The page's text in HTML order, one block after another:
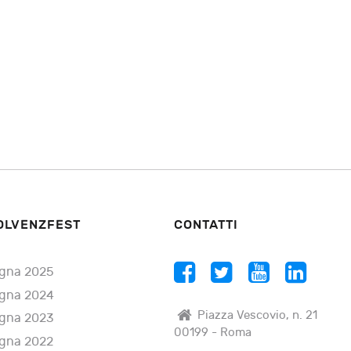
2025
2024
2023
2022
CONTATTI
Piazza Vescovio, n. 21
00199 - Roma